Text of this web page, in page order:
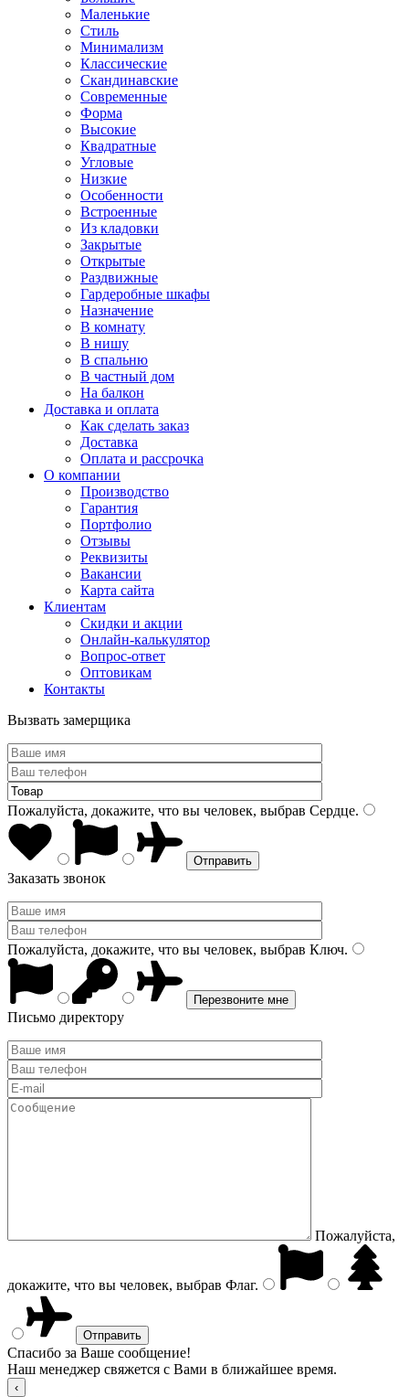
Маленькие
Стиль
Минимализм
Классические
Скандинавские
Современные
Форма
Высокие
Квадратные
Угловые
Низкие
Особенности
Встроенные
Из кладовки
Закрытые
Открытые
Раздвижные
Гардеробные шкафы
Назначение
В комнату
В нишу
В спальню
В частный дом
На балкон
Доставка и оплата
Как сделать заказ
Доставка
Оплата и рассрочка
О компании
Производство
Гарантия
Портфолио
Отзывы
Реквизиты
Вакансии
Карта сайта
Клиентам
Скидки и акции
Онлайн-калькулятор
Вопрос-ответ
Оптовикам
Контакты
Вызвать замерщика
Пожалуйста, докажите, что вы человек, выбрав Сердце.
Заказать звонок
Пожалуйста, докажите, что вы человек, выбрав Ключ.
Письмо директору
Пожалуйста,
докажите, что вы человек, выбрав Флаг.
Спасибо за Ваше сообщение!
Наш менеджер свяжется с Вами в ближайшее время.